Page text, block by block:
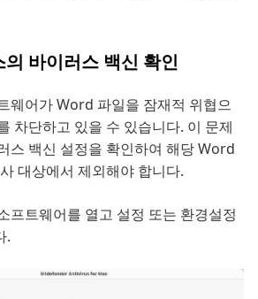
바이러스 백신 확인
웨어가 Word 파일을 잠재적 위협으
차단하고 있을 수 있습니다. 이 문제
스 백신 설정을 확인하여 해당 Word
대상에서 제외해야 합니다.
프트웨어를 열고 설정 또는 환경설정
.